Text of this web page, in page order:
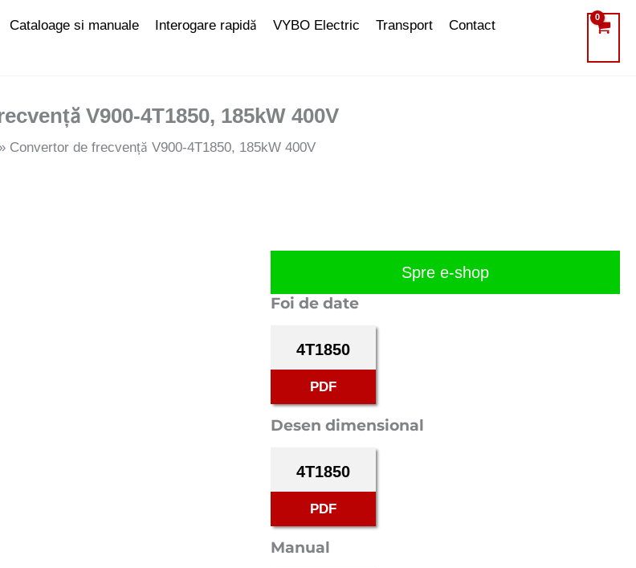
Cataloage si manuale Interogare rapidă VYBO Electric Transport
Contact
V900-4T1850, 185kW 400V
Convertor de frecvență V900-4T1850, 185kW 400V
Spre e-shop
Foi de date
4T1850
PDF
Desen dimensional
4T1850
PDF
Manual